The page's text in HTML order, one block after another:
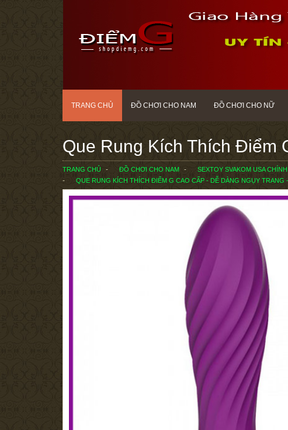
TRANG CHỦ ĐỒ CHƠI CHO NAM ĐỒ CHƠI CHO NỮ
Que Rung Kích Thích Điểm
TRANG CHỦ ĐỒ CHƠI CHO NAM
SEXTOY SVAKOM USA
QUE RUNG KÍCH THÍCH ĐIỂM G CAO CẤP - DỄ DÀNG NGỤY TRANG